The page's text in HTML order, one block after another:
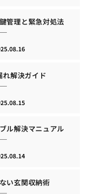
管理と緊急対処法
れ解決ガイド
ル解決マニュアル
い玄関収納術